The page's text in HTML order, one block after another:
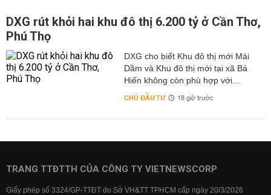
DXG rút khỏi hai khu đô thị 6.200 tỷ ở Cần Thơ,
Phú Thọ
DXG cho biết Khu đô thị mới Mái
Dầm và Khu đô thị mới tại xã Bá
Hiến không còn phù hợp với...
CHỦ ĐẦU TƯ 18 giờ trước
TRANG TTĐTTH CỦA CÔNG TY VIETNEWSCORP
Giấy phép số 3324/GP-TTĐT do Sở VH&TT TPHCM cấp ngày 20/3/2026